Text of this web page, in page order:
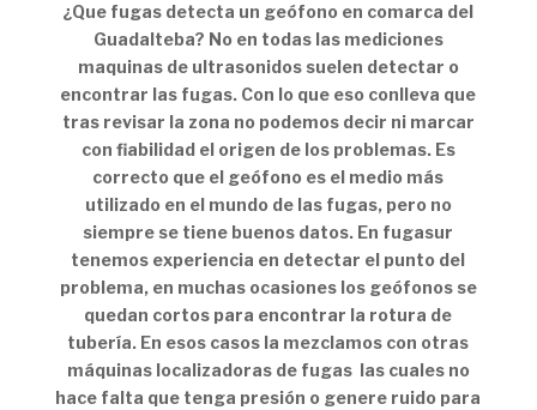
¿Que fugas detecta un geófono en comarca del
Guadalteba? No en todas las mediciones
maquinas de ultrasonidos suelen detectar o
encontrar las fugas. Con lo que eso conlleva que
tras revisar la zona no podemos decir ni marcar
con fiabilidad el origen de los problemas. Es
correcto que el geófono es el medio más
utilizado en el mundo de las fugas, pero no
siempre se tiene buenos datos. En fugasur
tenemos experiencia en detectar el punto del
problema, en muchas ocasiones los geófonos se
quedan cortos para encontrar la rotura de
tubería. En esos casos la mezclamos con otras
máquinas localizadoras de fugas las cuales no
hace falta que tenga presión o genere ruido para